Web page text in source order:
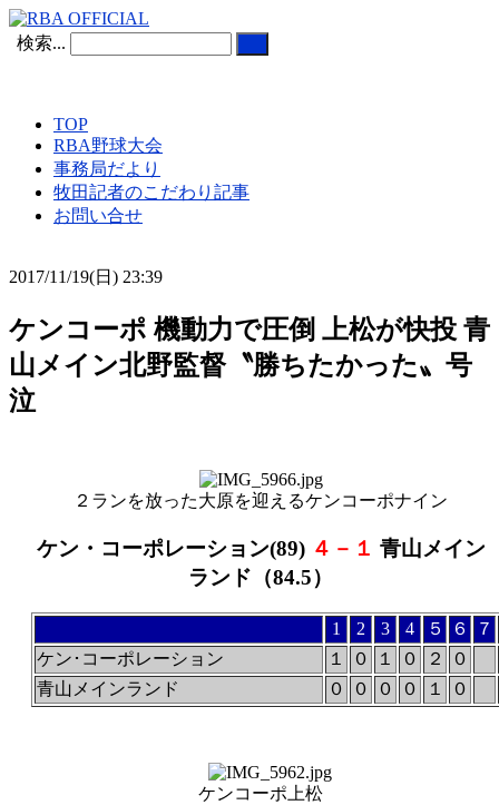
検索...
TOP
RBA野球大会
事務局だより
牧田記者のこだわり記事
お問い合せ
2017/11/19(日) 23:39
ケンコーポ 機動力で圧倒 上松が快投 青
山メイン北野監督〝勝ちたかった〟号
泣
２ランを放った大原を迎えるケンコーポナイン
ケン・コーポレーション(89) ４－１ 青山メイン
ランド（84.5）
1 2 3 4 ５ ６
７
ケン･コーポレーション
１ ０ １ ０ ２
０
青山メインランド
０ ０ ０ ０ １ ０
ケンコーポ上松